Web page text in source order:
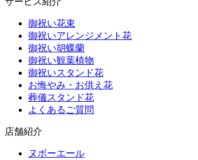
御祝い花束
御祝いアレンジメント花
御祝い胡蝶蘭
御祝い観葉植物
御祝いスタンド花
お悔やみ・お供え花
葬儀スタンド花
よくあるご質問
店舗紹介
ヌボーエール